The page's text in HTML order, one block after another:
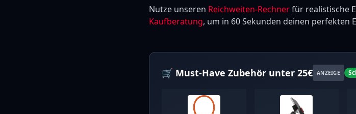
Nutze unseren Reichweiten-Rechnerfür realistische
Kaufberatung, um in 60 Sekunden deinen perfekten
🛒 Must-Have Zubehör unter 25€ ANZEIGE